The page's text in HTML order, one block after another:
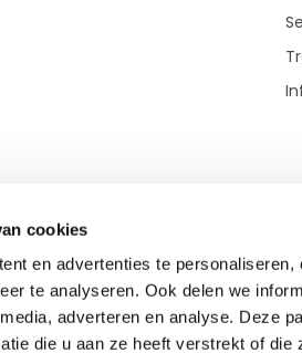
cookies
en advertenties te
te analyseren. Ook delen we
adverteren en analyse. Deze
die u aan ze heeft verstrekt of die
© Copyright 2026 - Theme By